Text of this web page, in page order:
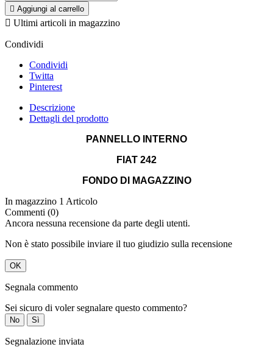
 Aggiungi al carrello
 Ultimi articoli in magazzino
Condividi
Condividi
Twitta
Pinterest
Descrizione
Dettagli del prodotto
PANNELLO INTERNO
FIAT 242
FONDO DI MAGAZZINO
In magazzino 1 Articolo
Commenti (0)
Ancora nessuna recensione da parte degli utenti.
Non è stato possibile inviare il tuo giudizio sulla recensione
OK
Segnala commento
Sei sicuro di voler segnalare questo commento?
No Sì
Segnalazione inviata